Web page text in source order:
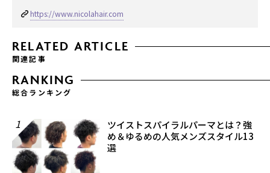
https://www.nicolahair.com
RELATED ARTICLE
関連記事
RANKING
総合ランキング
1
ツイストスパイラルパーマとは？強
め＆ゆるめの人気メンズスタイル13
選